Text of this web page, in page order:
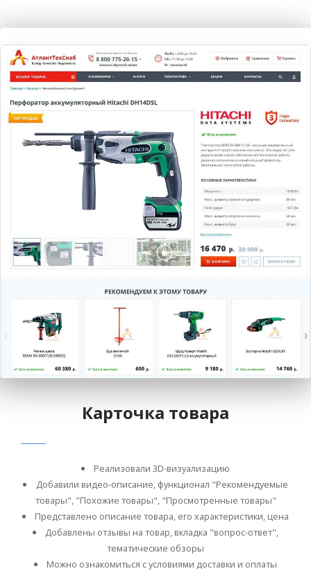
Карточка товара
Реализовали 3D-визуализацию
Добавили видео-описание, функционал "Рекомендуемые
товары", "Похожие товары", "Просмотренные товары"
Представлено описание товара, его характеристики, цена
Добавлены отзывы на товар, вкладка "вопрос-ответ",
тематические обзоры
Можно ознакомиться с условиями доставки и оплаты